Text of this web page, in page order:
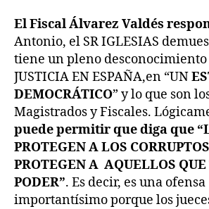
El Fiscal Álvarez Valdés
Antonio, el SR IGLESIAS
tiene un pleno desconocimiento
JUSTICIA EN ESPAÑA,en “UN
DEMOCRÁTICO” y lo que son
Magistrados y Fiscales.
puede permitir que diga que
PROTEGEN A LOS
PROTEGEN A AQUELLOS
PODER”. Es decir, es una ofensa
importantísimo porque los